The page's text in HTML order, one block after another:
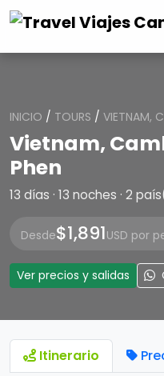
INICIO / TOURS / VIETNAM,
Vietnam,
Phen
13 días · 13 noches · 2
Desde$1,891USD por
Ver precios y salidas
Itinerario